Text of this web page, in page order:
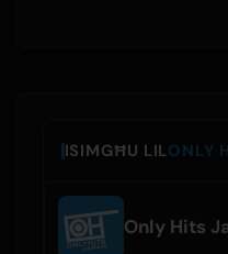
ISIMGĦU LILONLY
Only Hits